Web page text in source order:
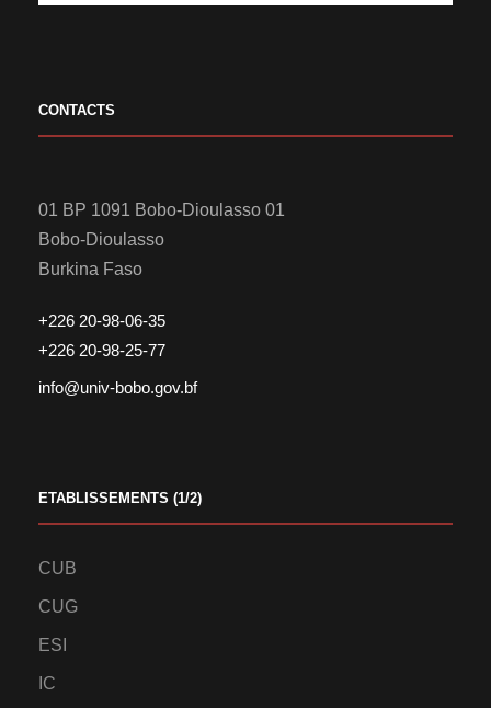
CONTACTS
01 BP 1091 Bobo-Dioulasso 01
Bobo-Dioulasso
Burkina Faso
+226 20-98-06-35
+226 20-98-25-77
info@univ-bobo.gov.bf
ETABLISSEMENTS (1/2)
CUB
CUG
ESI
IC